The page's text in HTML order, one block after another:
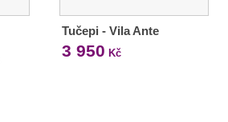
Tučepi - Vila Ante
3 950 Kč